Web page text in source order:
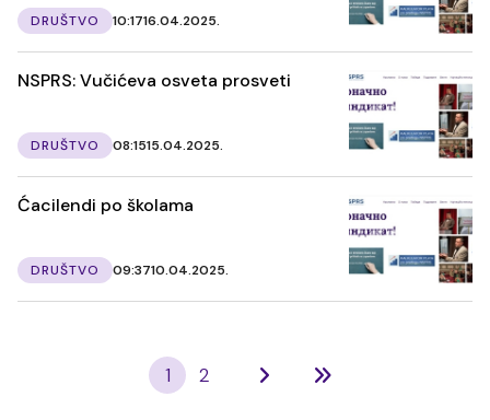
DRUŠTVO 10:1716.04.2025.
NSPRS: Vučićeva osveta prosveti
DRUŠTVO 08:1515.04.2025.
Ćacilendi po školama
DRUŠTVO 09:3710.04.2025.
1 2